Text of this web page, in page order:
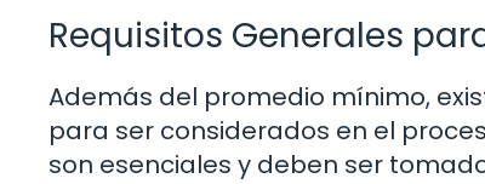
Requisitos Generales
Además del promedio mínimo,
para ser considerados en el
son esenciales y deben ser